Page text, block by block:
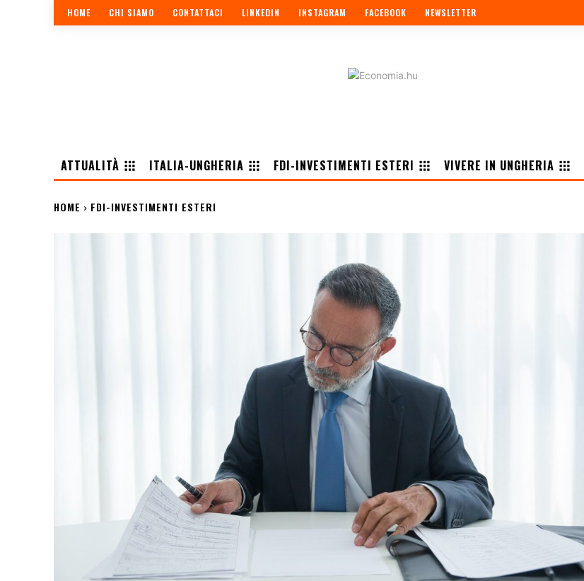
HOME CHI SIAMO CONTATTACI LINKEDIN INSTAGRAM FACEBOOK NEWSLETTER
ATTUALITÀ
ITALIA-UNGHERIA FDI-INVESTIMENTI ESTERI VIVERE IN UNGHERIA
HOME FDI-INVESTIMENTI ESTERI